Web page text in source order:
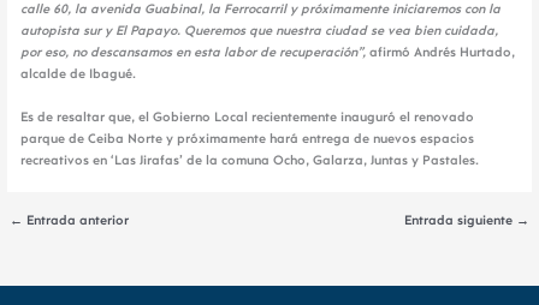
calle 60, la avenida Guabinal, la Ferrocarril y próximamente iniciaremos con la
autopista sur y El Papayo. Queremos que nuestra ciudad se vea bien cuidada,
por eso, no descansamos en esta labor de recuperación”,afirmó Andrés Hurtado,
alcalde de Ibagué.
Es de resaltar que, el Gobierno Local recientemente inauguró el renovado
parque de Ceiba Norte y próximamente hará entrega de nuevos espacios
recreativos en ‘Las Jirafas’ de la comuna Ocho, Galarza, Juntas y Pastales.
← Entrada anterior Entrada siguiente →